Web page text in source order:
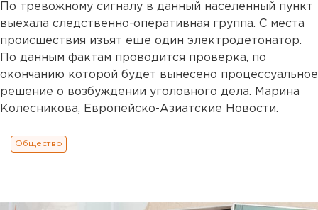
По тревожному сигналу в данный населенный пункт
выехала следственно-оперативная группа. С места
происшествия изъят еще один электродетонатор.
По данным фактам проводится проверка, по
окончанию которой будет вынесено процессуальное
решение о возбуждении уголовного дела. Марина
Колесникова, Европейско-Азиатские Новости.
Общество